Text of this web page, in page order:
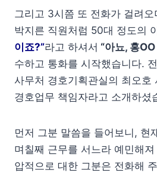
그리고 3시쯤 또 전화가 걸려
박지른 직원처럼 50대 정도의
이죠?”라고 하셔서 “아뇨, 홍
수하고 통화를 시작했습니다.
사무처 경호기획관실의 최오호
경호업무 책임자라고 소개하셨
먼저 그분 말씀을 들어보니, 현
며칠째 근무를 서느라 예민해
압적으로 대한 그분은 전화해